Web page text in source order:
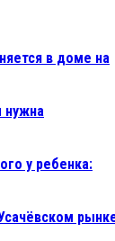
в доме на
нужна
у ребенка: